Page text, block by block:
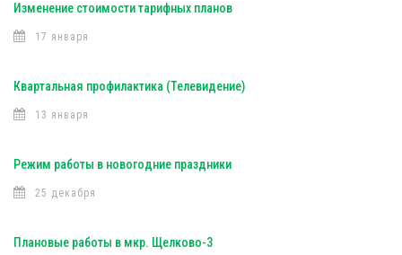
Изменение стоимости тарифных планов
17 января
Квартальная профилактика (Телевидение)
13 января
Режим работы в новогодние праздники
25 декабря
Плановые работы в мкр. Щелково-3